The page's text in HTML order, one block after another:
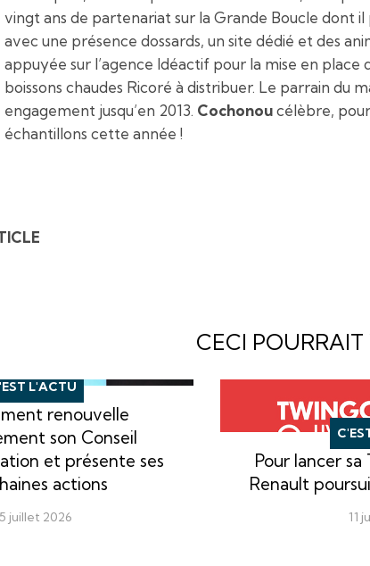
vingt ans de partenariat sur la Grande Boucle dont
avec une présence dossards, un site dédié et des
appuyée sur l’agence Idéactif pour la mise en place
boissons chaudes Ricoré à distribuer. Le parrain du
engagement jusqu’en 2013. Cochonoucélèbre,
échantillons cette année !
CECI POURRAIT
L'ACTU
renouvelle
son Conseil
et présente ses
actions
juillet 2026
Pour lancer
Renault
11